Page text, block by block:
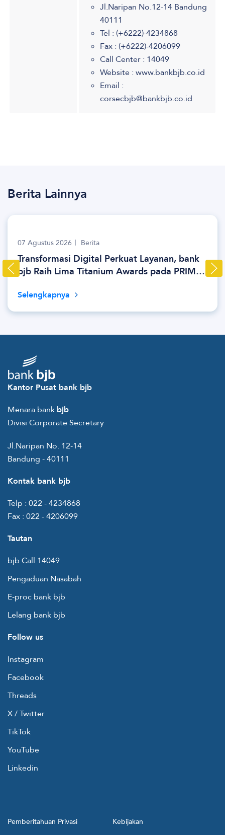
Jl.Naripan No.12-14 Bandung
40111
Tel : (+6222)-4234868
Fax : (+6222)-4206099
Call Center : 14049
Website : www.bankbjb.co.id
Email :
corsecbjb@bankbjb.co.id
Berita Lainnya
07 Agustus 2026 Berita
Transformasi Digital Perkuat Layanan, bank
bjb Raih Lima Titanium Awards pada PRIMA
Selengkapnya
Kantor Pusat bank bjb
Menara bank bjb
Divisi Corporate Secretary
Jl.Naripan No. 12-14
Bandung - 40111
Kontak bank bjb
Telp : 022 - 4234868
Fax : 022 - 4206099
Tautan
bjb Call 14049
Pengaduan Nasabah
E-proc bank bjb
Lelang bank bjb
Follow us
Instagram
Facebook
Threads
X / Twitter
TikTok
YouTube
Linkedin
Pemberitahuan Privasi Kebijakan